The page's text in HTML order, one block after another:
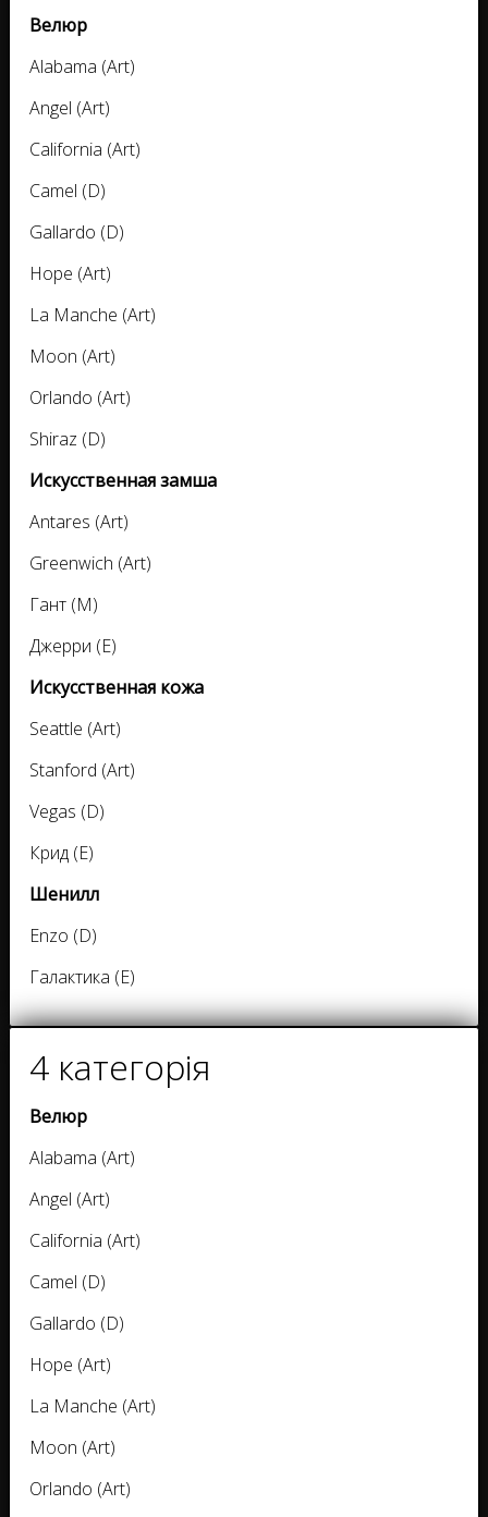
Велюр
Alabama (Art)
Angel (Art)
California (Art)
Camel (D)
Gallardo (D)
Hope (Art)
La Manche (Art)
Moon (Art)
Orlando (Art)
Shiraz (D)
Искусственная замша
Antares (Art)
Greenwich (Art)
Гант (M)
Джерри (E)
Искусственная кожа
Seattle (Art)
Stanford (Art)
Vegas (D)
Крид (E)
Шенилл
Enzo (D)
Галактика (E)
4 категорія
Велюр
Alabama (Art)
Angel (Art)
California (Art)
Camel (D)
Gallardo (D)
Hope (Art)
La Manche (Art)
Moon (Art)
Orlando (Art)